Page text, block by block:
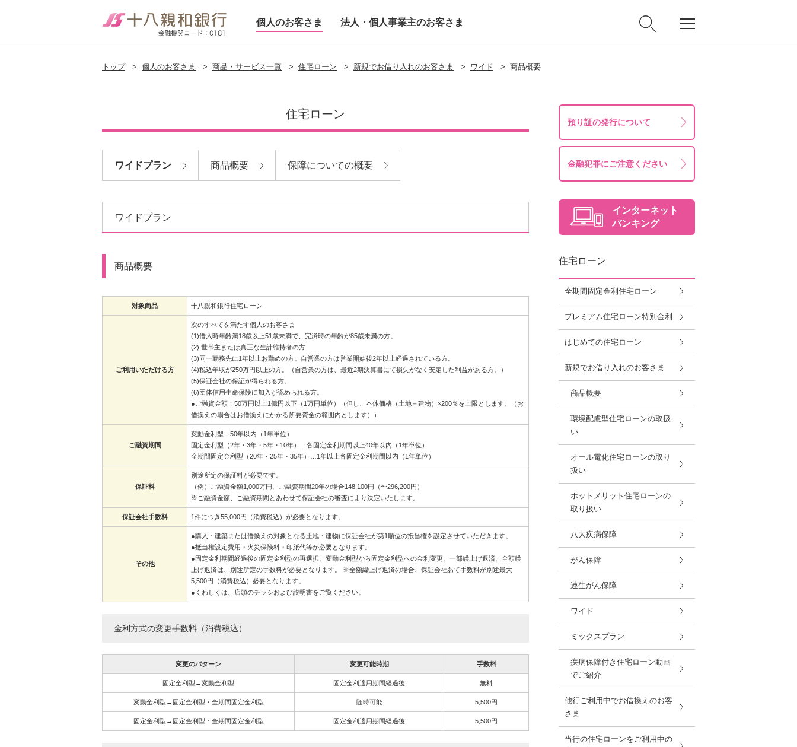
個人のお客さま 法人・個人事業主のお客さま
トップ > 個人のお客さま > 商品・サービス一覧 > 住宅ローン > 新規でお借り入れのお客さま > ワイド > 商品概要
住宅ローン
ワイドプラン 商品概要 保障についての概要
ワイドプラン
商品概要
対象商品 十八親和銀行住宅ローン
ご利用いただける方
次のすべてを満たす個人のお客さま
(1)借入時年齢満18歳以上51歳未満で、完済時の年齢が85歳未満の方。
(2) 世帯主または真正な生計維持者の方
(3)同一勤務先に1年以上お勤めの方。自営業の方は営業開始後2年以上経過されている方。
(4)税込年収が250万円以上の方。（自営業の方は、最近2期決算書にて損失がなく安定した利益がある方。）
(5)保証会社の保証が得られる方。
(6)団体信用生命保険に加入が認められる方。
●ご融資金額：50万円以上1億円以下（1万円単位）（但し、本体価格（土地＋建物）×200％を上限とします。（お
借換えの場合はお借換えにかかる所要資金の範囲内とします））
ご融資期間
変動金利型…50年以内（1年単位）
固定金利型（2年・3年・5年・10年）…各固定金利期間以上40年以内（1年単位）
全期間固定金利型（20年・25年・35年）…1年以上各固定金利期間以内（1年単位）
保証料
別途所定の保証料が必要です。
（例）ご融資金額1,000万円、ご融資期間20年の場合148,100円（〜296,200円）
※ご融資金額、ご融資期間とあわせて保証会社の審査により決定いたします。
保証会社手数料 1件につき55,000円（消費税込）が必要となります。
その他
●購入・建築または借換えの対象となる土地・建物に保証会社が第1順位の抵当権を設定させていただきます。
●抵当権設定費用・火災保険料・印紙代等が必要となります。
●固定金利期間経過後の固定金利型の再選択、変動金利型から固定金利型への金利変更、一部繰上げ返済、全額繰
上げ返済は、別途所定の手数料が必要となります。 ※全額繰上げ返済の場合、保証会社あて手数料が別途最大
5,500円（消費税込）必要となります。
●くわしくは、店頭のチラシおよび説明書をご覧ください。
金利方式の変更手数料（消費税込）
変更のパターン 変更可能時期 手数料
固定金利型→変動金利型 固定金利適用期間経過後 無料
変動金利型→固定金利型・全期間固定金利型 随時可能 5,500円
固定金利型→固定金利型・全期間固定金利型 固定金利適用期間経過後 5,500円
預り証の発行について
金融犯罪にご注意ください
インターネット
バンキング
住宅ローン
全期間固定金利住宅ローン
プレミアム住宅ローン特別金利
はじめての住宅ローン
新規でお借り入れのお客さま
商品概要
環境配慮型住宅ローンの取扱
い
オール電化住宅ローンの取り
扱い
ホットメリット住宅ローンの
取り扱い
八大疾病保障
がん保障
連生がん保障
ワイド
ミックスプラン
疾病保障付き住宅ローン動画
でご紹介
他行ご利用中でお借換えのお客
さま
当行の住宅ローンをご利用中の